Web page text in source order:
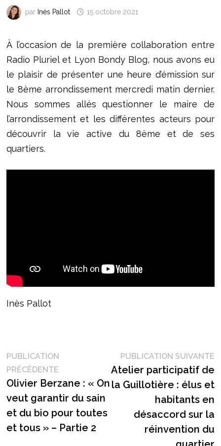
par Inès Pallot 15 octobre 2021
À l’occasion de la première collaboration entre
Radio Pluriel et Lyon Bondy Blog, nous avons eu
le plaisir de présenter une heure d’émission sur
le 8ème arrondissement mercredi matin dernier.
Nous sommes allés questionner le maire de
l’arrondissement et les différentes acteurs pour
découvrir la vie active du 8ème et de ses
quartiers.
Inès Pallot
Navigation
de
l’article
PUBLICATION
PRÉCÉDENTEPublication
précédente :
Olivier Berzane : « On
veut garantir du sain
et du bio pour toutes
et tous » – Partie 2
PUBLICATION SUIVANTE
Atelier participatif de
la Guillotière : élus et
habitants en
désaccord sur la
réinvention du